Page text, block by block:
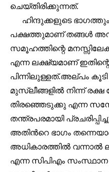
32,111
Followers
ചെയ്തിരിക്കുന്നത്.
ഹിന്ദുക്കളുടെ
പക്ഷത്തുമാണ് തങ്ങൾ
സമൂഹത്തിന്റെ
എന്ന ലക്ഷ്യമാണ്
പിന്നിലുള്ളത്.അല്പം
മുസ്ലീങ്ങളിൽ നിന്ന് രക്ഷ
തിരഞ്ഞെടുക്കു എന്ന
തന്ത്രപരമായി
അതിൻറെ ഭാഗം
അധികാരത്തിൽ വന്നാൽ
എന്ന സിപിഎം സംസ്ഥാന